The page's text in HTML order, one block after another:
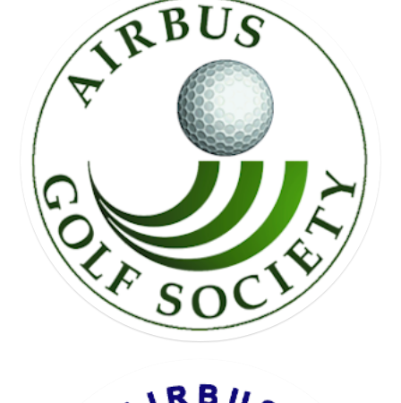
FREE WHEEL SOCIETY